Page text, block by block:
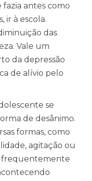
antes como
ir à escola.
das
Vale um
da depressão
de alívio pelo
se
de desânimo.
formas, como
agitação ou
frequentemente